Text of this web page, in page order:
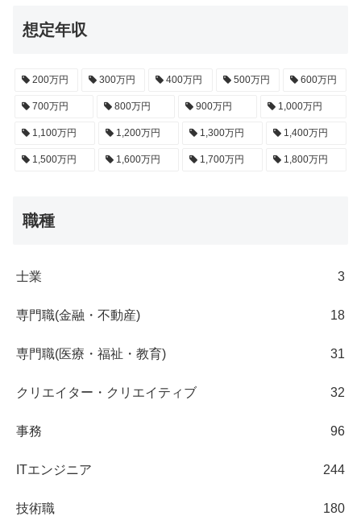
想定年収
200万円 300万円 400万円 500万円 600万円
700万円 800万円 900万円 1,000万円
1,100万円 1,200万円 1,300万円 1,400万円
1,500万円 1,600万円 1,700万円 1,800万円
職種
士業 3
専門職(金融・不動産) 18
専門職(医療・福祉・教育) 31
クリエイター・クリエイティブ 32
事務 96
ITエンジニア 244
技術職 180